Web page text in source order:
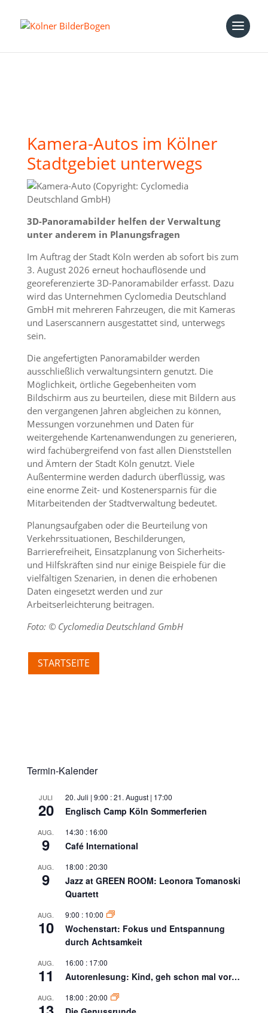
Kamera-Autos im Kölner
Stadtgebiet unterwegs
3D-Panoramabilder helfen der Verwaltung
unter anderem in Planungsfragen
Im Auftrag der Stadt Köln werden ab sofort bis zum
3. August 2026 erneut hochauflösende und
georeferenzierte 3D-Panoramabilder erfasst. Dazu
wird das Unternehmen Cyclomedia Deutschland
GmbH mit mehreren Fahrzeugen, die mit Kameras
und Laserscannern ausgestattet sind, unterwegs
sein.
Die angefertigten Panoramabilder werden
ausschließlich verwaltungsintern genutzt. Die
Möglichkeit, örtliche Gegebenheiten vom
Bildschirm aus zu beurteilen, diese mit Bildern aus
den vergangenen Jahren abgleichen zu können,
Messungen vorzunehmen und Daten für
weitergehende Kartenanwendungen zu generieren,
wird fachübergreifend von fast allen Dienststellen
und Ämtern der Stadt Köln genutzt. Viele
Außentermine werden dadurch überflüssig, was
eine enorme Zeit- und Kostenersparnis für die
Mitarbeitenden der Stadtverwaltung bedeutet.
Planungsaufgaben oder die Beurteilung von
Verkehrssituationen, Beschilderungen,
Barrierefreiheit, Einsatzplanung von Sicherheits-
und Hilfskräften sind nur einige Beispiele für die
vielfältigen Szenarien, in denen die erhobenen
Daten eingesetzt werden und zur
Arbeitserleichterung beitragen.
Foto: © Cyclomedia Deutschland GmbH
STARTSEITE
Termin-Kalender
JULI
20
20. Juli | 9:00 :21. August | 17:00
Englisch Camp Köln Sommerferien
AUG.
9
14:30 : 16:00
Café International
AUG.
9
18:00 :20:30
Jazz at GREEN ROOM: Leonora Tomanoski
Quartett
AUG.
10
9:00 : 10:00
Wochenstart: Fokus und Entspannung
durch Achtsamkeit
AUG.
11
16:00 : 17:00
Autorenlesung: Kind, geh schon mal vor…
AUG. 18:00 :20:00